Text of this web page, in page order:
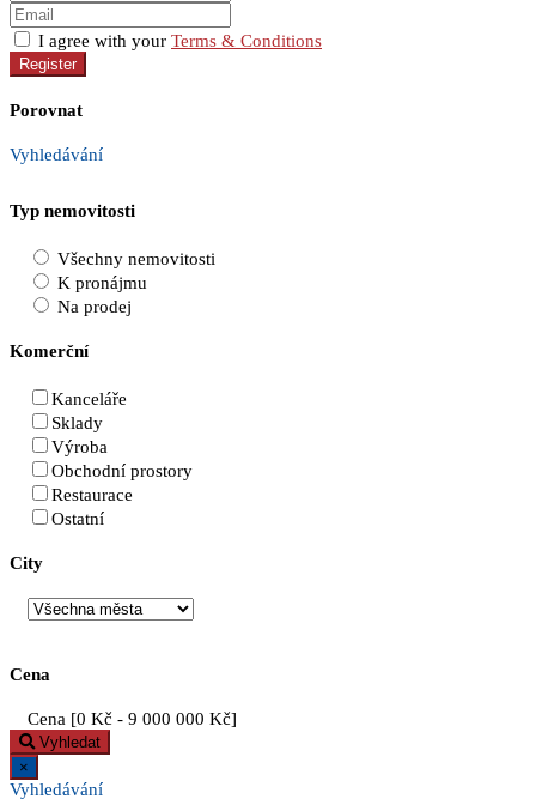
I agree with your Terms & Conditions
Register
Porovnat
Vyhledávání
Typ nemovitosti
Všechny nemovitosti
K pronájmu
Na prodej
Komerční
Kanceláře
Sklady
Výroba
Obchodní prostory
Restaurace
Ostatní
City
Cena
Cena [0 Kč - 9 000 000 Kč]
Vyhledat
×
Vyhledávání